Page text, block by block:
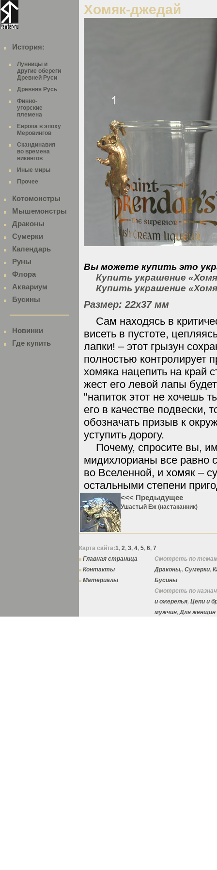
История:
Лунницы и
другие обереги
Древней Руси
Древняя Русь
Финно-
угорские
племена
Европа в эпоху
Меровингов
Скандинавия
во времена
викингов
Иные миры
Прочее
Котомонстры
Мышемонстры
Драконы
Сумерки
Календарь
Руны
Флора
Аквариум
Бусины
Новинки
Где купить
Хомяк-джедай
Вы можете купить это
Купить украшение
Купить украшение
Размер: 22х37 мм
Сам находясь в
висеть в пустоте,
лапки! – этот грызун
полностью контролирует
хомяка нацепить на край
жест его левой лапы
"напиток этот не хочешь
его в качестве подвески,
обозначать призыв к
уступить дорогу.
Почему, спросите вы,
мидихлорианы все равно
во Вселенной, и хомяк –
остальными степени
<<< Предыдущее
Ушастый Еж (настаканник)
Карта сайта:1, 2, 3, 4, 5, 6, 7
Главная страница
Контакты
Материалы
Смотреть по
Драконы,, Сумерки,
Бусины
Смотреть по
и ожерелья, Цепи и
мужчин,Для женщин